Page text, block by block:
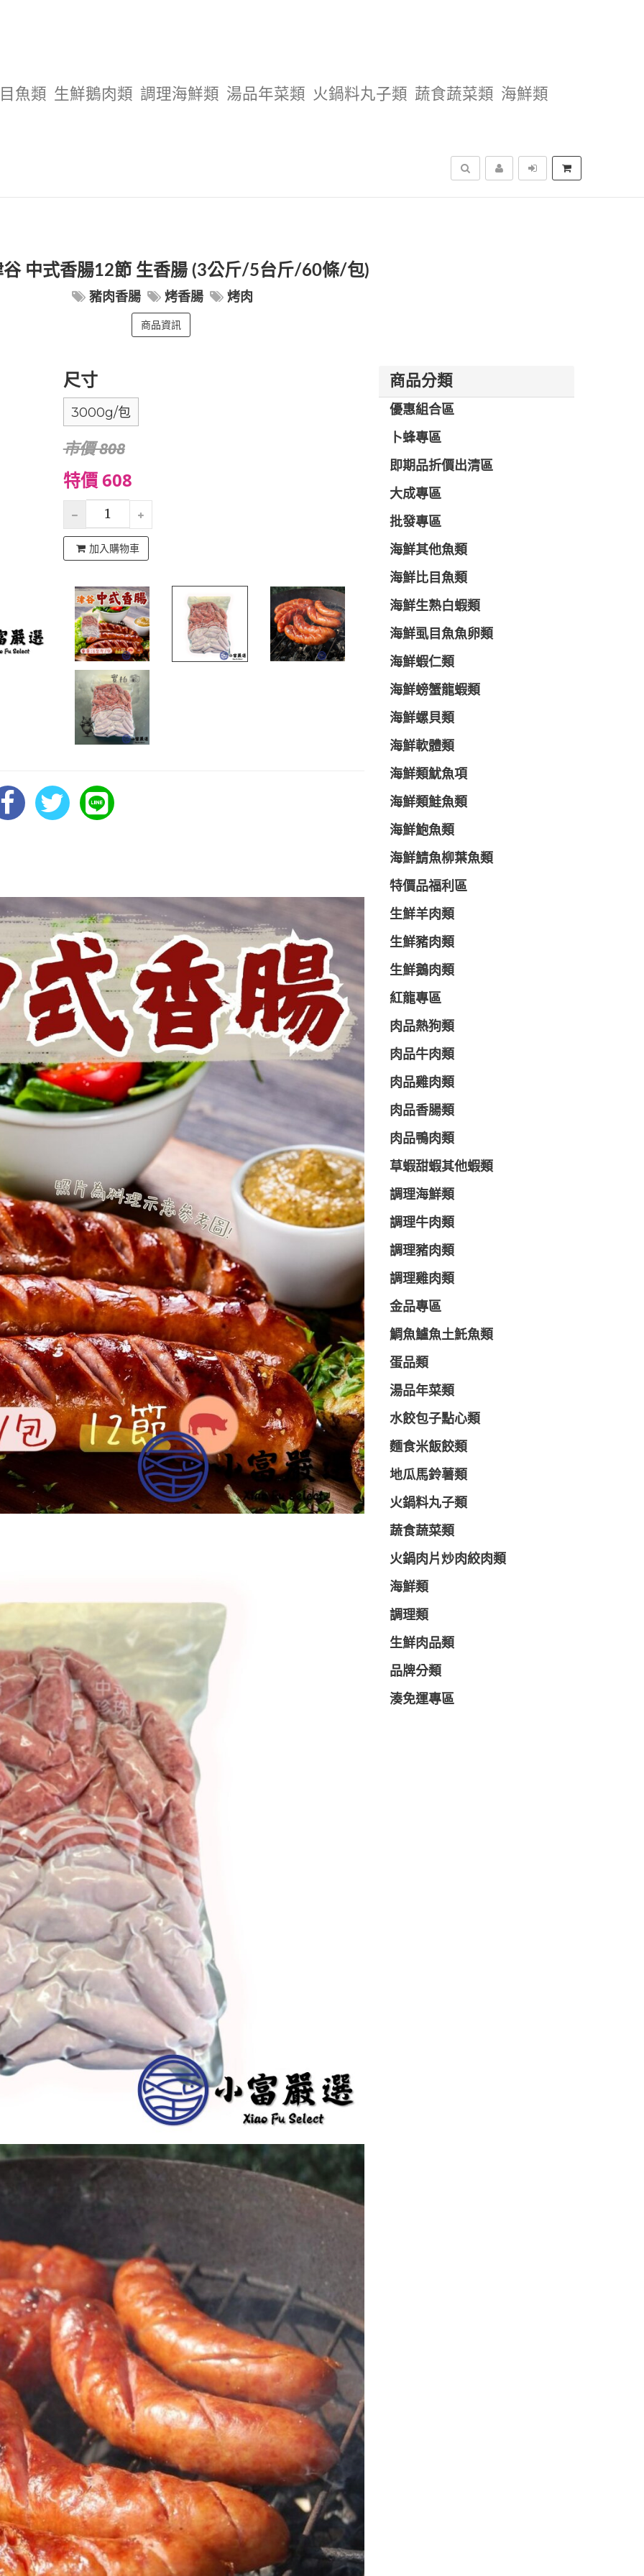
魚類 生鮮鵝肉類 調理海鮮類 湯品年菜類 火鍋料丸子類 蔬食蔬菜類 海鮮類
搜尋
谷 中式香腸12節 生香腸 (3公斤/5台斤/60條/包)
豬肉香腸 烤香腸 烤肉
商品資訊
尺寸
3000g/包
市價 808
特價 608
加入購物車
商品分類
優惠組合區
卜蜂專區
即期品折價出清區
大成專區
批發專區
海鮮其他魚類
海鮮比目魚類
海鮮生熟白蝦類
海鮮虱目魚魚卵類
海鮮蝦仁類
海鮮螃蟹龍蝦類
海鮮螺貝類
海鮮軟體類
海鮮類魷魚項
海鮮類鮭魚類
海鮮鮑魚類
海鮮鯖魚柳葉魚類
特價品福利區
生鮮羊肉類
生鮮豬肉類
生鮮鵝肉類
紅龍專區
肉品熱狗類
肉品牛肉類
肉品雞肉類
肉品香腸類
肉品鴨肉類
草蝦甜蝦其他蝦類
調理海鮮類
調理牛肉類
調理豬肉類
調理雞肉類
金品專區
鯛魚鱸魚土魠魚類
蛋品類
湯品年菜類
水餃包子點心類
麵食米飯餃類
地瓜馬鈴薯類
火鍋料丸子類
蔬食蔬菜類
火鍋肉片炒肉絞肉類
海鮮類
調理類
生鮮肉品類
品牌分類
湊免運專區